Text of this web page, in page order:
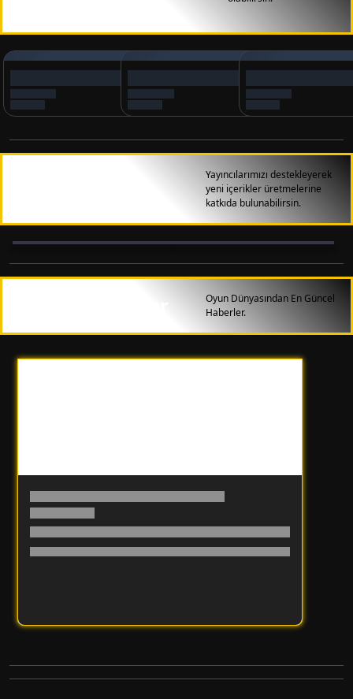
Yayıncılarımızı destekleyerek
yeni içerikler üretmelerine
katkıda bulunabilirsin.
Oyun Dünyasından En Güncel
Haberler.